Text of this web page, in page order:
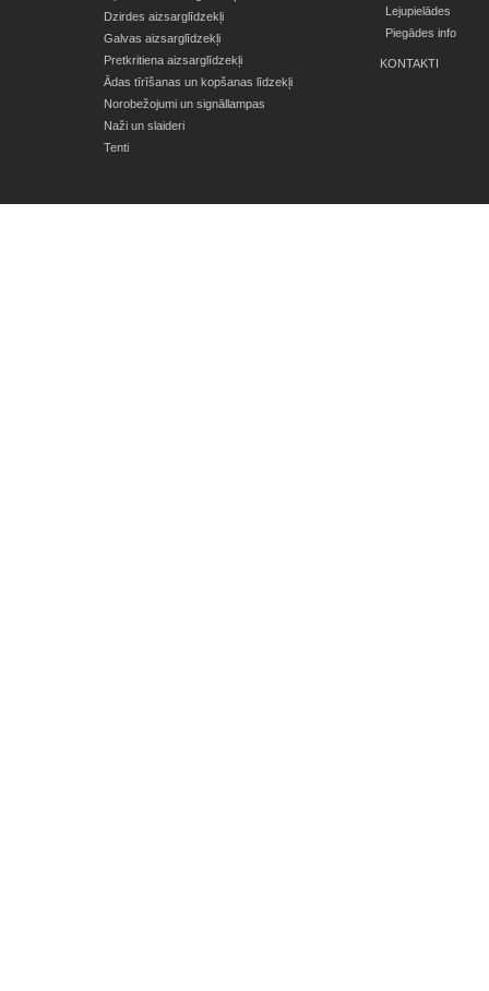
Dzirdes aizsarglīdzekļi
Galvas aizsarglīdzekļi
Pretkritiena aizsarglīdzekļi
Ādas tīrīšanas un kopšanas līdzekļi
Norobežojumi un signāllampas
Naži un slaideri
Tenti
Lejupielādes
Piegādes info
KONTAKTI